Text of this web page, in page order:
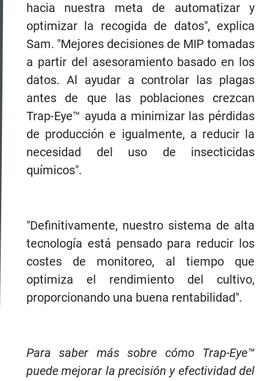
hacia nuestra meta de automatizar y
optimizar la recogida de datos", explica
Sam. "Mejores decisiones de MIP tomadas
a partir del asesoramiento basado en los
datos. Al ayudar a controlar las plagas
antes de que las poblaciones crezcan
Trap-Eye™ ayuda a minimizar las pérdidas
de producción e igualmente, a reducir la
necesidad del uso de insecticidas
químicos".
"Definitivamente, nuestro sistema de alta
tecnología está pensado para reducir los
costes de monitoreo, al tiempo que
optimiza el rendimiento del cultivo,
proporcionando una buena rentabilidad".
Para saber más sobre cómo Trap-Eye™
puede mejorar la precisión y efectividad del